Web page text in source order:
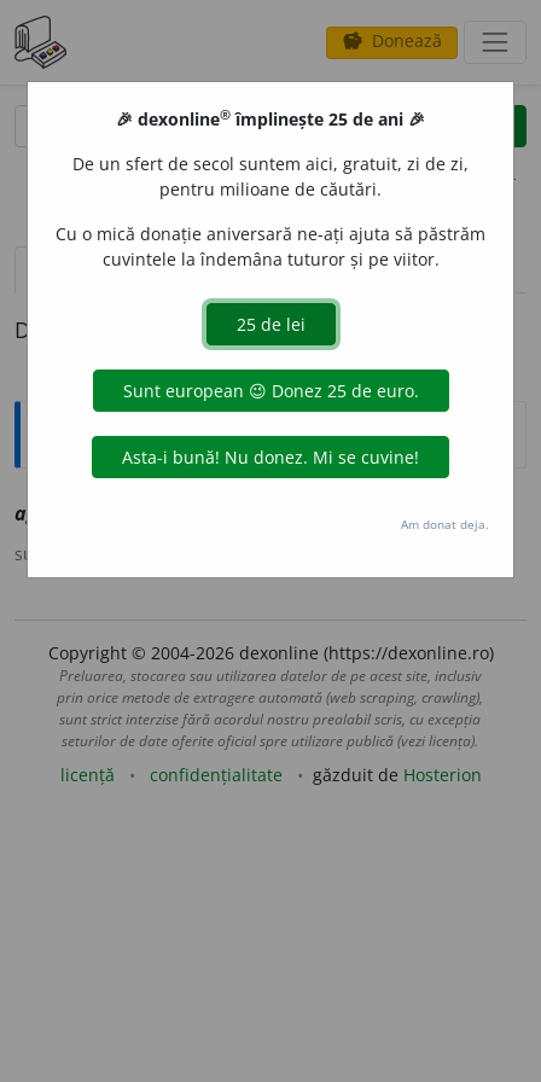
savings Donează
clear
opțiuni
definiții (1)
Definiția cu ID-ul 1008201:
Explicative DEX
agestr
sursa:
Copyright © 2004-2026 dexonline (https://dexonline.ro)
Preluarea, stocarea sau utilizarea datelor de pe acest site, inclusiv
prin orice metode de extragere automată (web scraping, crawling),
sunt strict interzise fără acordul nostru prealabil scris, cu excepția
seturilor de date oferite oficial spre utilizare publică (vezi licența).
licență confidențialitate găzduit de Hosterion
🎉 dexonline® împlinește 25 de ani 🎉
De un sfert de secol suntem aici, gratuit, zi de zi,
pentru milioane de căutări.
Cu o mică donație aniversară ne-ați ajuta să păstrăm
cuvintele la îndemâna tuturor și pe viitor.
Am donat deja.